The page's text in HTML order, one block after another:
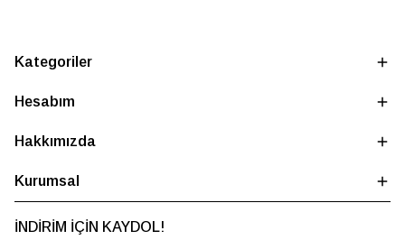
Kategoriler
Hesabım
Hakkımızda
Kurumsal
İNDİRİM İÇİN KAYDOL!